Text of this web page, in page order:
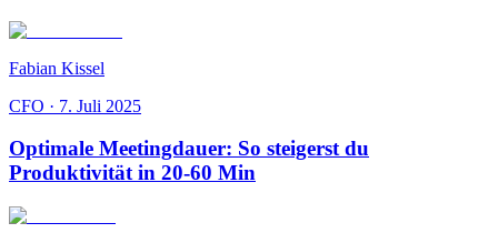
Fabian Kissel
CFO · 7. Juli 2025
Optimale Meetingdauer: So steigerst du
Produktivität in 20-60 Min